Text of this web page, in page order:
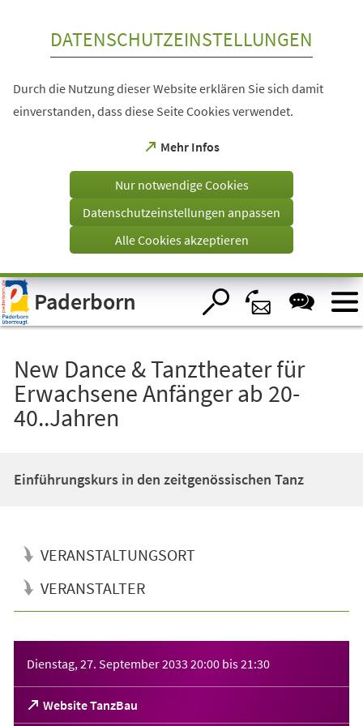
Visuelle
Assistenzsoftware
öffnen.
DATENSCHUTZEINSTELLUNGEN
Durch die Nutzung dieser Website erklären Sie sich damit
einverstanden, dass diese Seite Cookies verwendet.
Mehr Infos
(Öffnet
einem
Tab)
Nur notwendige Cookies
Datenschutzeinstellungen anpassen
Alle Cookies akzeptieren
Paderborn
New Dance & Tanztheater für
Erwachsene Anfänger ab 20-
40..Jahren
Einführungskurs in den zeitgenössischen Tanz
VERANSTALTUNGSORT
VERANSTALTER
Dienstag, 27. September 2033 20:00 bis21:30
Website TanzBau
(Öffnet
in